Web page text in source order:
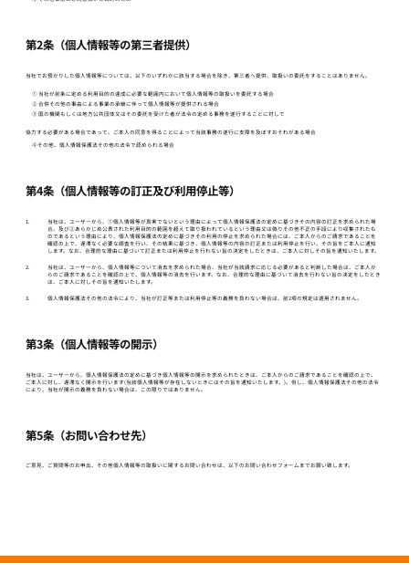
第2条（個人情報等の第三者提供）
当社でお預かりした個人情報等については、以下のいずれかに該当する場合を除き、第三者へ提供、取扱いの委託をすることはありません。
① 当社が前条に定める利用目的の達成に必要な範囲内において個人情報等の取扱いを委託する場合
② 合併その他の事由による事業の承継に伴って個人情報等が提供される場合
③ 国の機関もしくは地方公共団体又はその委託を受けた者が法令の定める事務を遂行することに対して
協力する必要がある場合であって、ご本人の同意を得ることによって当該事務の遂行に支障を及ぼすおそれがある場合
④その他、個人情報保護法その他の法令で認められる場合
第3条（個人情報等の開示）
当社は、ユーザーから、個人情報保護法の定めに基づき個人情報等の開示を求められたときは、ご本人からのご請求であることを確認の上で、
ご本人に対し、遅滞なく開示を行います(当該個人情報等が存在しないときにはその旨を通知いたします。)。但し、個人情報保護法その他の法令
により、当社が開示の義務を負わない場合は、この限りではありません。
第4条（個人情報等の訂正及び利用停止等）
1.
当社は、ユーザーから、①個人情報等が真実でないという理由によって個人情報保護法の定めに基づきその内容の訂正を求められた場
合、及び②あらかじめ公表された利用目的の範囲を超えて取り扱われているという理由又は偽りその他不正の手段により収集されたも
のであるという理由により、個人情報保護法の定めに基づきその利用の停止を求められた場合には、ご本人からのご請求であることを
確認の上で、遅滞なく必要な調査を行い、その結果に基づき、個人情報等の内容の訂正または利用停止を行い、その旨をご本人に通知
します。なお、合理的な理由に基づいて訂正または利用停止を行わない旨の決定をしたときは、ご本人に対しその旨を通知いたします。
2.
当社は、ユーザーから、個人情報等について消去を求められた場合、当社が当該請求に応じる必要があると判断した場合は、ご本人か
らのご請求であることを確認の上で、個人情報等の消去を行います。なお、合理的な理由に基づいて消去を行わない旨の決定をしたとき
は、ご本人に対しその旨を通知いたします。
3. 個人情報保護法その他の法令により、当社が訂正等または利用停止等の義務を負わない場合は、前2項の規定は適用されません。
第5条（お問い合わせ先）
ご意見、ご質問等のお申出、その他個人情報等の取扱いに関するお問い合わせは、以下のお問い合わせフォームまでお願い致します。